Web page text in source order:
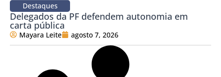
Destaques
Delegados da PF defendem autonomia em
carta pública
Mayara Leite agosto 7, 2026